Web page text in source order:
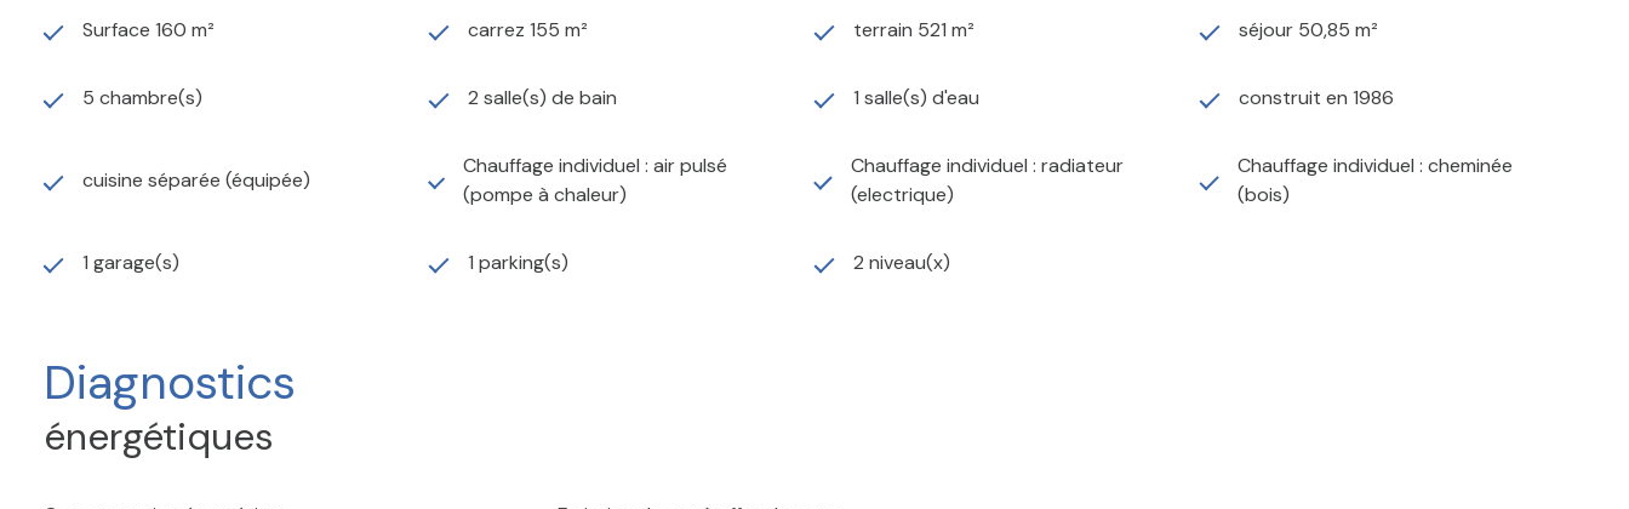
Surface 160 m² carrez 155 m² terrain 521 m² séjour 50,85 m²
5 chambre(s) 2 salle(s) de bain 1 salle(s) d'eau construit en 1986
cuisine séparée (équipée)
Chauffage individuel : air pulsé
(pompe à chaleur)
Chauffage individuel : radiateur
(electrique)
Chauffage individuel : cheminée
(bois)
1 garage(s) 1 parking(s) 2 niveau(x)
Diagnostics
énergétiques